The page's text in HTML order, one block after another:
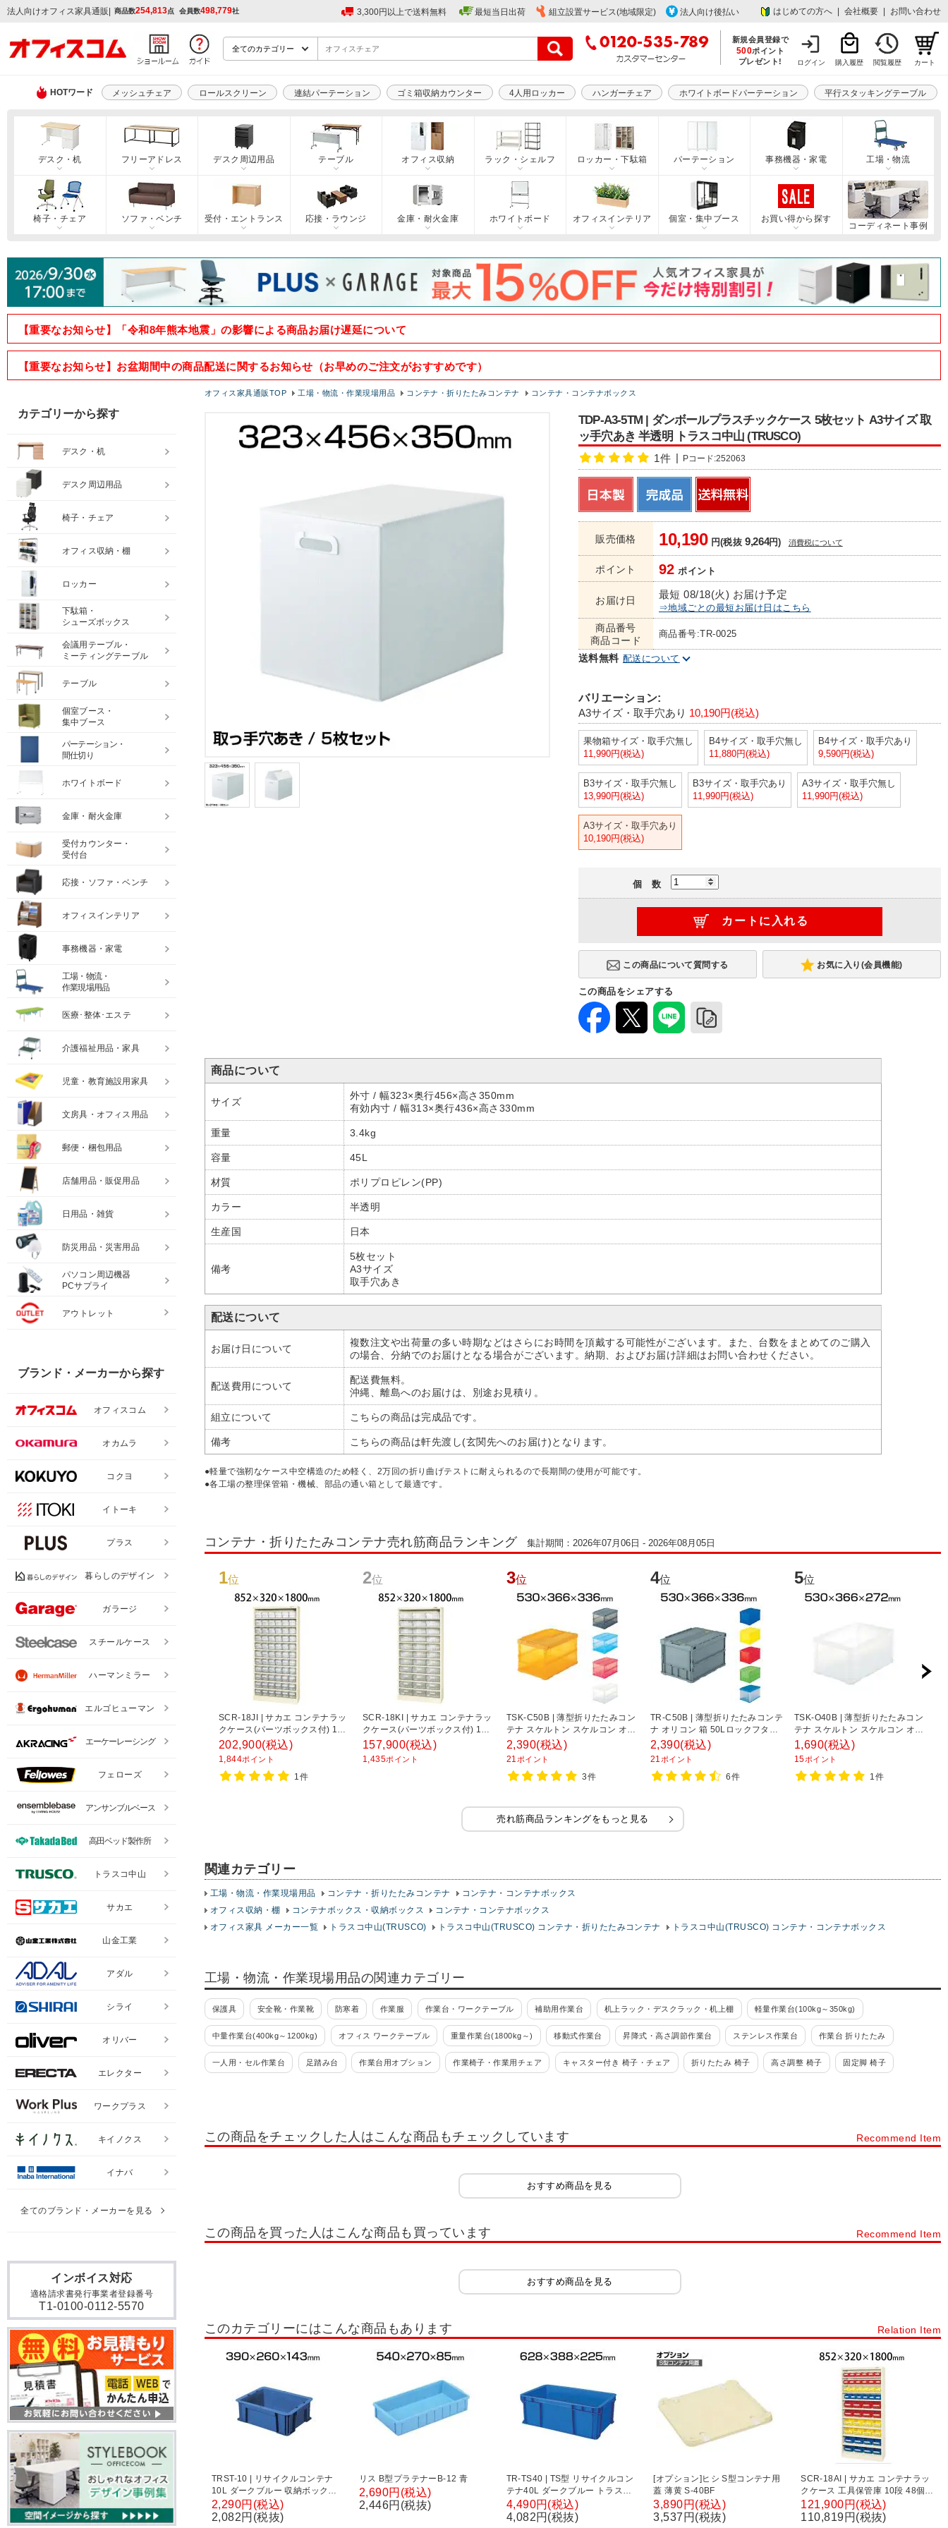
法人向けオフィス家具通販 | 商品数254,813点 会員数498,779社 3,300円以上で送料無料 最短当日出荷 組立設置サービス(地域限定) 法人向け後払い はじめての方へ 会社概要 お問い合わせ
新規会員登録で
500ポイント
プレゼント!
ログイン 購入履歴 閲覧履歴 カート
HOTワード メッシュチェア ロールスクリーン 連結パーテーション ゴミ箱収納カウンター 4人用ロッカー ハンガーチェア ホワイトボードパーテーション 平行スタッキングテーブル
デスク・机 フリーアドレス デスク周辺用品 テーブル オフィス収納 ラック・シェルフ ロッカー・下駄箱 パーテーション 事務機器・家電 工場・物流
椅子・チェア ソファ・ベンチ 受付・エントランス 応接・ラウンジ 金庫・耐火金庫 ホワイトボード オフィスインテリア 個室・集中ブース
お買い得から探す
コーディネート事例
【重要なお知らせ】「令和8年熊本地震」の影響による商品お届け遅延について
【重要なお知らせ】お盆期間中の商品配送に関するお知らせ（お早めのご注文がおすすめです）
オフィス家具通販TOP 工場・物流・作業現場用品 コンテナ・折りたたみコンテナ コンテナ・コンテナボックス
TDP-A3-5TM | ダンボールプラスチックケース 5枚セット A3サイズ 取
ッ手穴あき 半透明 トラスコ中山 (TRUSCO)
1件 Pコード:252063
販売価格 10,190円(税抜9,264円) 消費税について
ポイント 92 ポイント
お届け日 最短 08/18(火) お届け予定
⇒地域ごとの最短お届け日はこちら
商品番号
商品コード
商品番号:TR-0025
送料無料 配送について
バリエーション:
A3サイズ・取手穴あり 10,190円(税込)
果物箱サイズ・取手穴無し
11,990円(税込)
B4サイズ・取手穴無し
11,880円(税込)
B4サイズ・取手穴あり
9,590円(税込)
B3サイズ・取手穴無し
13,990円(税込)
B3サイズ・取手穴あり
11,990円(税込)
A3サイズ・取手穴無し
11,990円(税込)
A3サイズ・取手穴あり
10,190円(税込)
個 数
お気に入り(会員機能)
この商品をシェアする
商品について
サイズ
外寸 / 幅323×奥行456×高さ350mm
有効内寸 / 幅313×奥行436×高さ330mm
重量 3.4kg
容量 45L
材質 ポリプロピレン(PP)
カラー 半透明
生産国 日本
備考
5枚セット
A3サイズ
取手穴あき
配送について
お届け日について
複数注文や出荷量の多い時期などはさらにお時間を頂戴する可能性がございます。また、台数をまとめてのご購入
の場合、分納でのお届けとなる場合がございます。納期、およびお届け詳細はお問い合わせください。
配送費用について
配送費無料。
沖縄、離島へのお届けは、別途お見積り。
組立について こちらの商品は完成品です。
備考 こちらの商品は軒先渡し(玄関先へのお届け)となります。
●軽量で強靭なケース中空構造のため軽く、2万回の折り曲げテストに耐えられるので長期間の使用が可能です。
●各工場の整理保管箱・機械、部品の通い箱として最適です。
コンテナ・折りたたみコンテナ売れ筋商品ランキング 集計期間：2026年07月06日 - 2026年08月05日
1位
SCR-18JI | サカエ コンテナラッ
クケース(パーツボックス付) 11
段 66個収納 50kg/段 工具保管庫
幅852×奥行320×高さ1800mm
202,900(税込)
1,844ポイント
1件
2位
SCR-18KI | サカエ コンテナラッ
クケース(パーツボックス付) 11
段 33個収納 50kg/段 工具保管庫
幅852×奥行320×高さ1800mm
157,900(税込)
1,435ポイント
3位
TSK-C50B | 薄型折りたたみコン
テナ スケルトン スケルコン オリ
コン 箱 50Lロックフタ付 トラス
コ中山 (TRUSCO)
2,390(税込)
21 ポイント
3件
4位
TR-C50B | 薄型折りたたみコンテ
ナ オリコン 箱 50Lロックフタ付
収納ボックス コンテナボックス
トラスコ中山 (TRUSCO)
2,390(税込)
21 ポイント
6件
5位
TSK-O40B | 薄型折りたたみコン
テナ スケルトン スケルコン オリ
コン 箱 40L 透明 トラスコ中山
(TRUSCO) / 344-9483
1,690(税込)
15ポイント
1件
売れ筋商品ランキングをもっと見る
関連カテゴリー
工場・物流・作業現場用品 コンテナ・折りたたみコンテナ
コンテナ・コンテナボックス
オフィス収納・棚
コンテナボックス・収納ボックス
コンテナ・コンテナボックス
オフィス家具 メーカー一覧
トラスコ中山(TRUSCO) トラスコ中山(TRUSCO) コンテナ・折りたたみコンテナ トラスコ中山(TRUSCO) コンテナ・コンテナボックス
工場・物流・作業現場用品の関連カテゴリー
保護具 安全靴・作業靴 防寒着 作業服 作業台・ワークテーブル 補助用作業台 机上ラック・デスクラック・机上棚 軽量作業台(100kg～350kg)
中量作業台(400kg～1200kg) オフィス ワークテーブル 重量作業台(1800kg～) 移動式作業台 昇降式・高さ調節作業台 ステンレス作業台 作業台 折りたたみ
一人用・セル作業台 足踏み台 作業台用オプション 作業椅子・作業用チェア キャスター付き 椅子・チェア 折りたたみ 椅子 高さ調整 椅子 固定脚 椅子
工場・倉庫向けキャビネット 軽量キャビネット(引出し20kg～60kg) 中量キャビネット(引出し50kg～100kg) 工具保管庫
グランデケース コンテナラック ミニ工具室 その他保管庫
折りたたみコンテナ・オリコン コンテナ・コンテナボックス コンテナラック
パーツハンガー ステンレスキャビネット ステンレス台車 ステンレス作業台
ステンレスワゴン 物置・倉庫
この商品をチェックした人はこんな商品もチェックしています Recommend Item
おすすめ商品を見る
この商品を買った人はこんな商品も買っています Recommend Item
おすすめ商品を見る
このカテゴリーにはこんな商品もあります Relation Item
TRST-10 | リサイクルコンテナ
10L ダークブルー 収納ボックス
コンテナボックス トラスコ中山
(TRUSCO) / 819-1165
2,290円(税込)
2,082円(税抜)
リス B型プラテナーB-12 青
2,690円(税込)
2,446円(税抜)
TR-TS40 | TS型 リサイクルコン
テナ40L ダークブルー トラスコ
中山 (TRUSCO)/ 819-1169
4,490円(税込)
4,082円(税抜)
[オプション]ヒシ S型コンテナ用
蓋 薄黄 S-40BF
3,890円(税込)
3,537円(税抜)
SCR-18AI | サカエ コンテナラッ
クケース 工具保管庫 10段 48個収
納 50kg/段 コンテナ収納棚 幅
852×奥行320×高さ1800mm
121,900円(税込)
110,819円(税抜)
インボイス対応
適格請求書発行事業者登録番号
T1-0100-0112-5570
カテゴリーから探す
デスク・机
デスク周辺用品
椅子・チェア
オフィス収納・棚
ロッカー
下駄箱・
シューズボックス
会議用テーブル・
ミーティングテーブル
テーブル
個室ブース・
集中ブース
パーテーション・
間仕切り
ホワイトボード
金庫・耐火金庫
受付カウンター・
受付台
応接・ソファ・ベンチ
オフィスインテリア
事務機器・家電
工場・物流・
作業現場用品
医療･整体･エステ
介護福祉用品・家具
児童・教育施設用家具
文房具・オフィス用品
郵便・梱包用品
店舗用品・販促用品
日用品・雑貨
防災用品・災害用品
パソコン周辺機器
PCサプライ
アウトレット
ブランド・メーカーから探す
オフィスコム
オカムラ
コクヨ
イトーキ
プラス
暮らしのデザイン
ガラージ
スチールケース
ハーマンミラー
エルゴヒューマン
エーケーレーシング
フェローズ
アンサンブルベース
高田ベッド製作所
トラスコ中山
サカエ
山金工業
アダル
シライ
オリバー
エレクター
ワークプラス
キイノクス
イナバ
全てのブランド・メーカーを見る